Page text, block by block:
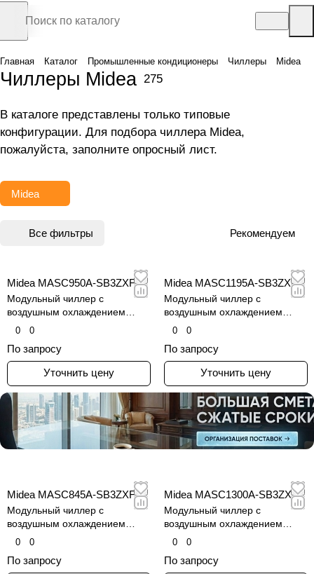
Главная Каталог Промышленные кондиционеры Чиллеры Midea
Чиллеры Midea 275
В каталоге представлены только типовые
конфигурации. Для подбора чиллера Midea,
пожалуйста, заполните опросный лист.
Midea
Все фильтры Рекомендуем
Midea MASC950A-SB3ZXF
Модульный чиллер с
воздушным охлаждением
конденсатора и винтовым
0 0
По запросу
Уточнить цену
Midea MASC1195A-SB3ZXF
Модульный чиллер с
воздушным охлаждением
конденсатора и винтовым
0 0
По запросу
Уточнить цену
Midea MASC845A-SB3ZXF
Модульный чиллер с
воздушным охлаждением
конденсатора и винтовым
0 0
По запросу
Midea MASC1300A-SB3ZXF
Модульный чиллер с
воздушным охлаждением
конденсатора и винтовым
0 0
По запросу